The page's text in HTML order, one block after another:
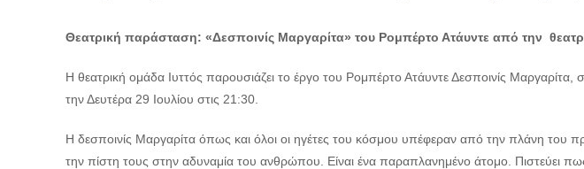
Θεατρική παράσταση: «Δεσποινίς Μαργαρίτα» του Ρομπέρτο Ατάυντε από την
Η θεατρική ομάδα Ιυττός παρουσιάζει το έργο του Ρομπέρτο Ατάυντε Δεσποινίς Μαργαρίτα,
την Δευτέρα 29 Ιουλίου στις 21:30.
Η δεσποινίς Μαργαρίτα όπως και όλοι οι ηγέτες του κόσμου υπέφεραν από την πλάνη του
την πίστη τους στην αδυναμία του ανθρώπου. Είναι ένα παραπλανημένο άτομο. Πιστεύει